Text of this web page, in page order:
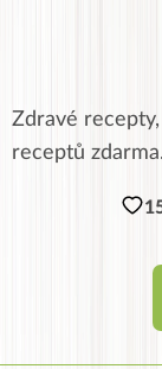
Zdravé
receptů